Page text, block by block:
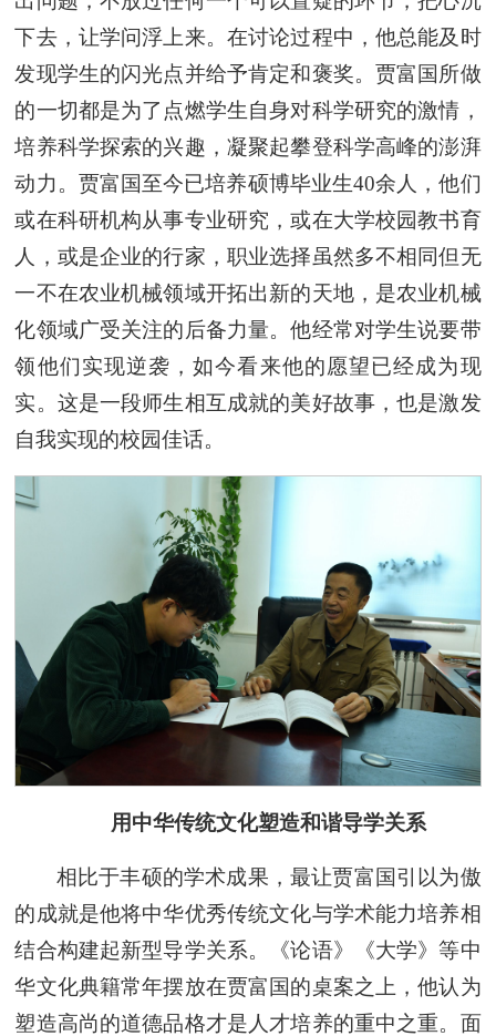
下去，让学问浮上来。在讨论过程中，他总能及时
发现学生的闪光点并给予肯定和褒奖。贾富国所做
的一切都是为了点燃学生自身对科学研究的激情，
培养科学探索的兴趣，凝聚起攀登科学高峰的澎湃
动力。贾富国至今已培养硕博毕业生40余人，他们
或在科研机构从事专业研究，或在大学校园教书育
人，或是企业的行家，职业选择虽然多不相同但无
一不在农业机械领域开拓出新的天地，是农业机械
化领域广受关注的后备力量。他经常对学生说要带
领他们实现逆袭，如今看来他的愿望已经成为现
实。这是一段师生相互成就的美好故事，也是激发
自我实现的校园佳话。
用中华传统文化塑造和谐导学关系
相比于丰硕的学术成果，最让贾富国引以为傲
的成就是他将中华优秀传统文化与学术能力培养相
结合构建起新型导学关系。《论语》《大学》等中
华文化典籍常年摆放在贾富国的桌案之上，他认为
塑造高尚的道德品格才是人才培养的重中之重。面